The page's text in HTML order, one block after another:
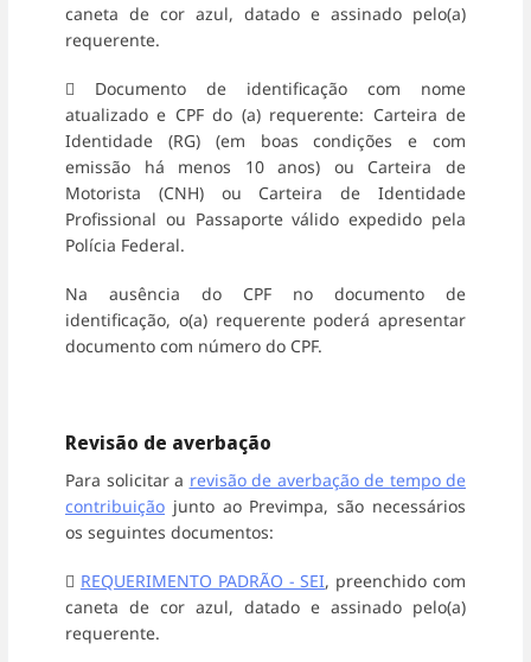
caneta de cor azul, datado e assinado pelo(a)
requerente.
 Documento de identificação com nome
atualizado e CPF do (a) requerente: Carteira de
Identidade (RG) (em boas condições e com
emissão há menos 10 anos) ou Carteira de
Motorista (CNH) ou Carteira de Identidade
Profissional ou Passaporte válido expedido pela
Polícia Federal.
Na ausência do CPF no documento de
identificação, o(a) requerente poderá apresentar
documento com número do CPF.
Revisão de averbação
Para solicitar a revisão de averbação de tempo de
contribuição junto ao Previmpa, são necessários
os seguintes documentos:
 REQUERIMENTO PADRÃO - SEI, preenchido com
caneta de cor azul, datado e assinado pelo(a)
requerente.